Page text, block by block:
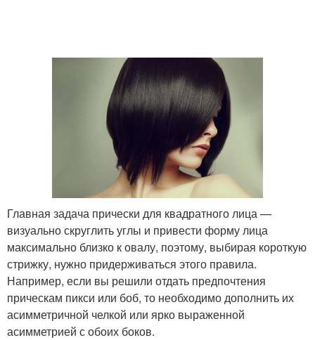
Главная задача прически для квадратного лица —
визуально скруглить углы и привести форму лица
максимально близко к овалу, поэтому, выбирая короткую
стрижку, нужно придерживаться этого правила.
Например, если вы решили отдать предпочтения
прическам пикси или боб, то необходимо дополнить их
асимметричной челкой или ярко выраженной
асимметрией с обоих боков.